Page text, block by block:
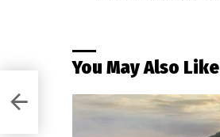
You May Also Like